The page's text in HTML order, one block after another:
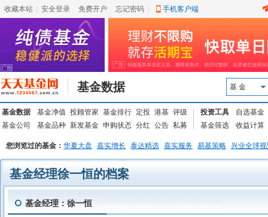
收藏本站 安全登录 免费开户 忘记密码 手机客户端
基金数据 基 金
基金数据 基金净值 投顾管家 基金排行 定投 港基 评级
基金公司
基金品种 新发基金 申购状态 分红 公告 私募
投资工具
自选基金
基金筛选
收益计算
您浏览过的基金： 华夏大盘 嘉实增长 泰达精选 嘉实服务 易基策略 兴业全球
基金经理徐一恒的档案
基金经理：徐一恒